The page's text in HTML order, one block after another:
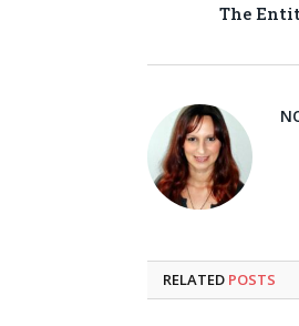
The
RELATED POSTS